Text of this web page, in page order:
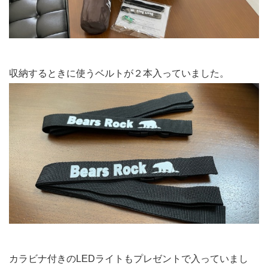
収納するときに使うベルトが２本入っていました。
カラビナ付きのLEDライトもプレゼントで入っていまし